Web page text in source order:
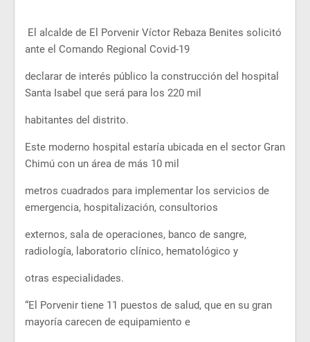
El alcalde de El Porvenir Víctor Rebaza Benites solicitó
ante el Comando Regional Covid-19
declarar de interés público la construcción del hospital
Santa Isabel que será para los 220 mil
habitantes del distrito.
Este moderno hospital estaría ubicada en el sector Gran
Chimú con un área de más 10 mil
metros cuadrados para implementar los servicios de
emergencia, hospitalización, consultorios
externos, sala de operaciones, banco de sangre,
radiología, laboratorio clínico, hematológico y
otras especialidades.
“El Porvenir tiene 11 puestos de salud, que en su gran
mayoría carecen de equipamiento e